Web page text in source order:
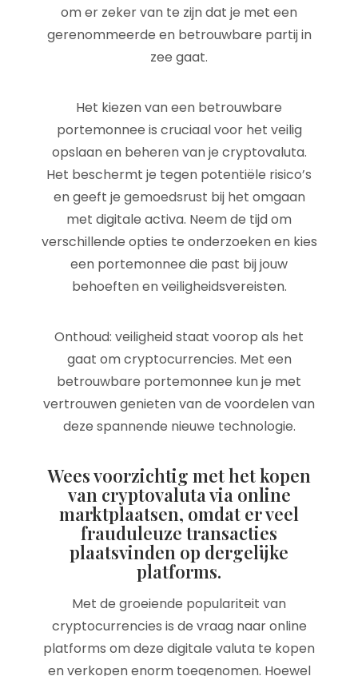
om er zeker van te zijn dat je met een
gerenommeerde en betrouwbare partij in
zee gaat.
Het kiezen van een betrouwbare
portemonnee is cruciaal voor het veilig
opslaan en beheren van je cryptovaluta.
Het beschermt je tegen potentiële risico’s
en geeft je gemoedsrust bij het omgaan
met digitale activa. Neem de tijd om
verschillende opties te onderzoeken en kies
een portemonnee die past bij jouw
behoeften en veiligheidsvereisten.
Onthoud: veiligheid staat voorop als het
gaat om cryptocurrencies. Met een
betrouwbare portemonnee kun je met
vertrouwen genieten van de voordelen van
deze spannende nieuwe technologie.
Wees voorzichtig met het kopen
van cryptovaluta via online
marktplaatsen, omdat er veel
frauduleuze transacties
plaatsvinden op dergelijke
platforms.
Met de groeiende populariteit van
cryptocurrencies is de vraag naar online
platforms om deze digitale valuta te kopen
en verkopen enorm toegenomen. Hoewel